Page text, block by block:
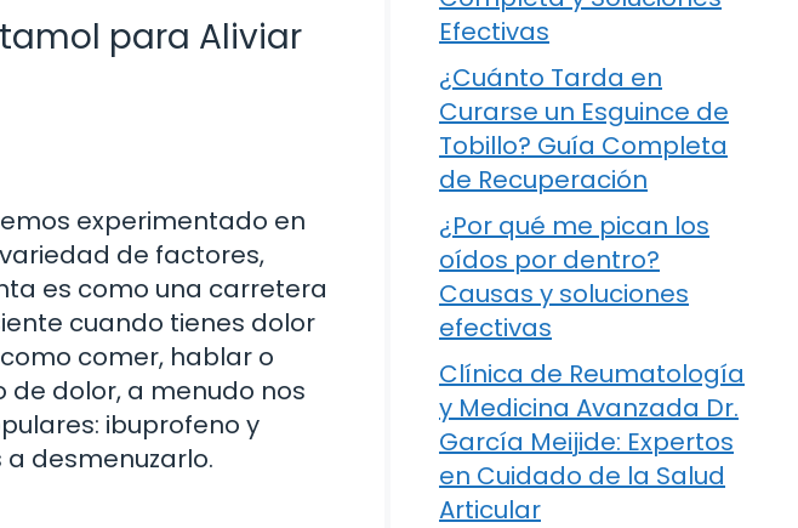
para Aliviar
experimentado en
de factores,
es como una carretera
cuando tienes dolor
comer, hablar o
de dolor, a menudo nos
ibuprofeno y
desmenuzarlo.
Efectivas
¿Cuánto Tarda en
Curarse un Esguince de
Tobillo? Guía Completa
de Recuperación
¿Por qué me pican los
oídos por dentro?
Causas y soluciones
efectivas
Clínica de Reumatología
y Medicina Avanzada Dr.
García Meijide: Expertos
en Cuidado de la Salud
Articular